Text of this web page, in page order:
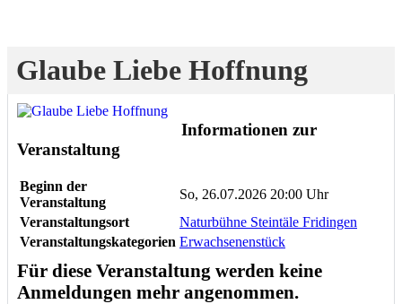
Glaube Liebe Hoffnung
Informationen zur
Veranstaltung
Beginn der
Veranstaltung
So, 26.07.2026 20:00 Uhr
Veranstaltungsort
Naturbühne Steintäle Fridingen
Veranstaltungskategorien Erwachsenenstück
Für diese Veranstaltung werden keine
Anmeldungen mehr angenommen.